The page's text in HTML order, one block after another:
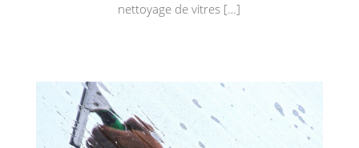
nettoyage de vitres […]